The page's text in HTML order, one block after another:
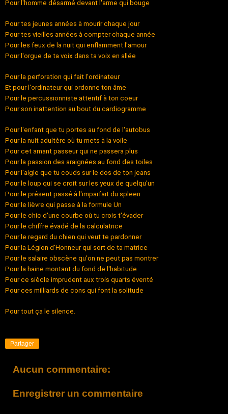
Pour l'homme désarmé devant l'arme qui bouge
Pour tes jeunes années à mourir chaque jour
Pour tes vieilles années à compter chaque année
Pour les feux de la nuit qui enflamment l'amour
Pour l'orgue de ta voix dans ta voix en allée
Pour la perforation qui fait l'ordinateur
Et pour l'ordinateur qui ordonne ton âme
Pour le percussionniste attentif à ton coeur
Pour son inattention au bout du cardiogramme
Pour l'enfant que tu portes au fond de l'autobus
Pour la nuit adultère où tu mets à la voile
Pour cet amant passeur qui ne passera plus
Pour la passion des araignées au fond des toiles
Pour l'aigle que tu couds sur le dos de ton jeans
Pour le loup qui se croit sur les yeux de quelqu'un
Pour le présent passé à l'imparfait du spleen
Pour le lièvre qui passe à la formule Un
Pour le chic d'une courbe où tu crois t'évader
Pour le chiffre évadé de la calculatrice
Pour le regard du chien qui veut te pardonner
Pour la Légion d'Honneur qui sort de ta matrice
Pour le salaire obscène qu'on ne peut pas montrer
Pour la haine montant du fond de l'habitude
Pour ce siècle imprudent aux trois quarts éventé
Pour ces milliards de cons qui font la solitude
Pour tout ça le silence.
Partager
Aucun commentaire:
Enregistrer un commentaire